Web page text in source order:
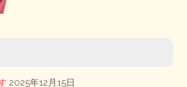
2025年12月15日